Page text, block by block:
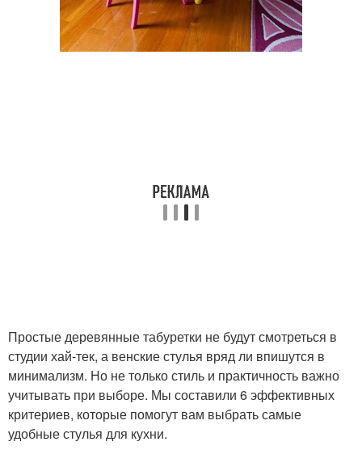
Простые деревянные табуретки не будут смотреться в
студии хай-тек, а венские стулья вряд ли впишутся в
минимализм. Но не только стиль и практичность важно
учитывать при выборе. Мы составили 6 эффективных
критериев, которые помогут вам выбрать самые
удобные стулья для кухни.